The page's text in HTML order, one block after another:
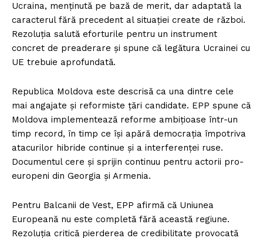
Ucraina, menținută pe bază de merit, dar adaptată la
caracterul fără precedent al situației create de război.
Rezoluția salută eforturile pentru un instrument
concret de preaderare și spune că legătura Ucrainei cu
UE trebuie aprofundată.
Republica Moldova este descrisă ca una dintre cele
mai angajate și reformiste țări candidate. EPP spune că
Moldova implementează reforme ambițioase într-un
timp record, în timp ce își apără democrația împotriva
atacurilor hibride continue și a interferenței ruse.
Documentul cere și sprijin continuu pentru actorii pro-
europeni din Georgia și Armenia.
Pentru Balcanii de Vest, EPP afirmă că Uniunea
Europeană nu este completă fără această regiune.
Rezoluția critică pierderea de credibilitate provocată